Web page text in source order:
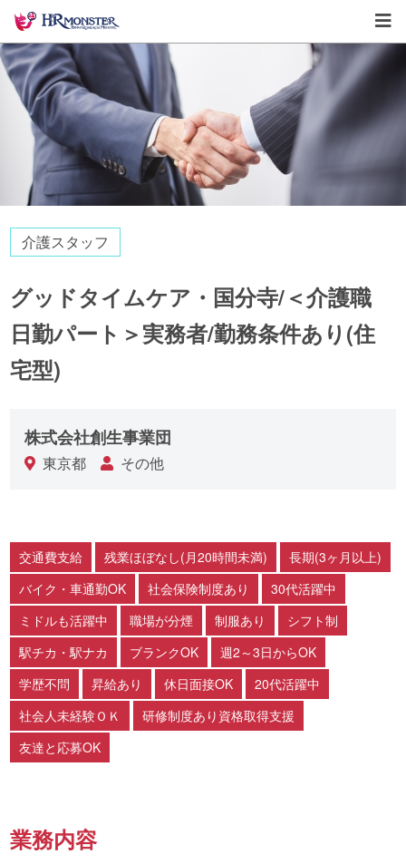
介護スタッフ
グッドタイムケア・国分寺/＜介護職
日勤パート＞実務者/勤務条件あり(住
宅型)
株式会社創生事業団
東京都 その他
交通費支給 残業ほぼなし(月20時間未満)
長期(3ヶ月以上)
バイク・車通勤OK
社会保険制度あり
30代活躍中
ミドルも活躍中
職場が分煙 制服あり
シフト制
駅チカ・駅ナカ
ブランクOK
週2～3日からOK
学歴不問
昇給あり 休日面接OK
20代活躍中
社会人未経験ＯＫ
研修制度あり資格取得支援
友達と応募OK
業務内容